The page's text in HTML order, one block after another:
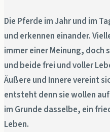
Die Pferde im Jahr und im
und erkennen einander.
immer einer Meinung, doch
und beide frei und voller
Äußere und Innere vereint
entsteht denn sie wollen
im Grunde dasselbe, ein
Leben.